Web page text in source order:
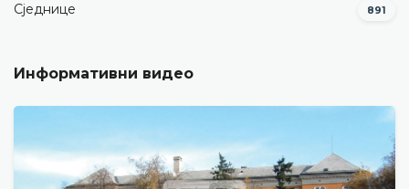
Сједнице 891
Информативни видео